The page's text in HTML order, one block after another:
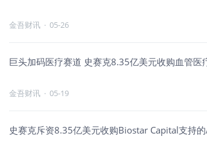
金吾财讯 · 05-26
巨头加码医疗赛道 史赛克8.35亿美元收购血管医
金吾财讯 · 05-19
史赛克斥资8.35亿美元收购Biostar Capital支持